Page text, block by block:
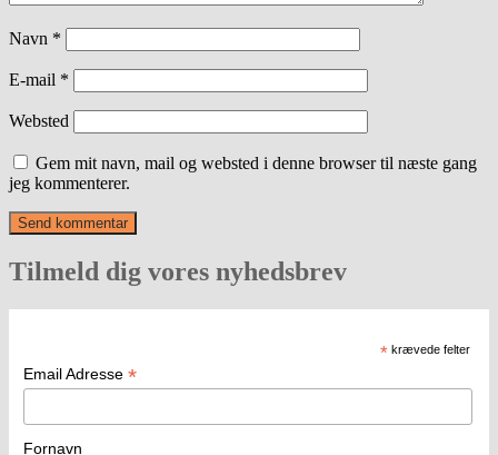
Navn *
E-mail *
Websted
Gem mit navn, mail og websted i denne browser til næste gang
jeg kommenterer.
Tilmeld dig vores nyhedsbrev
* krævede felter
Email Adresse *
Fornavn